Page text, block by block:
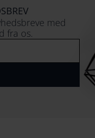
med
fra os.